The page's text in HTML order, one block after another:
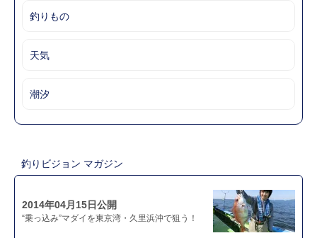
釣りもの
天気
潮汐
釣りビジョン マガジン
2014年04月15日公開
“乗っ込み”マダイを東京湾・久里浜沖で狙う！